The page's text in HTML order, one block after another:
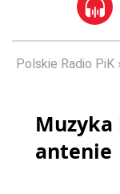
Polskie Radio PiK
Muzyka
antenie